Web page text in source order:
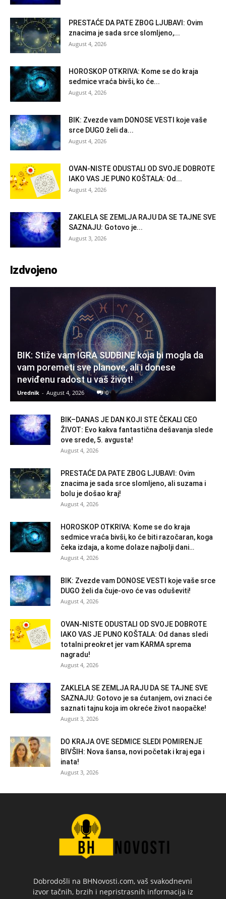
PRESTAĆE DA PATE ZBOG LJUBAVI: Ovim
znacima je sada srce slomljeno,...
August 4, 2026
HOROSKOP OTKRIVA: Kome se do kraja
sedmice vraća bivši, ko će...
August 4, 2026
BIK: Zvezde vam DONOSE VESTI koje vaše
srce DUGO želi da...
August 4, 2026
OVAN-NISTE ODUSTALI OD SVOJE DOBROTE
IAKO VAS JE PUNO KOŠTALA: Od...
August 4, 2026
ZAKLELA SE ZEMLJA RAJU DA SE TAJNE SVE
SAZNAJU: Gotovo je...
August 3, 2026
Izdvojeno
BIK: Stiže vam IGRA SUDBINE koja bi mogla da
vam poremeti sve planove, ali i donese
neviđenu radost u vaš život!
Urednik - August 4, 2026 0
BIK–DANAS JE DAN KOJI STE ČEKALI CEO
ŽIVOT: Evo kakva fantastična dešavanja slede
ove srede, 5. avgusta!
August 4, 2026
PRESTAĆE DA PATE ZBOG LJUBAVI: Ovim
znacima je sada srce slomljeno, ali suzama i
bolu je došao kraj!
August 4, 2026
HOROSKOP OTKRIVA: Kome se do kraja
sedmice vraća bivši, ko će biti razočaran, koga
čeka izdaja, a kome dolaze najbolji dani…
August 4, 2026
BIK: Zvezde vam DONOSE VESTI koje vaše srce
DUGO želi da čuje-ovo će vas oduševiti!
August 4, 2026
OVAN-NISTE ODUSTALI OD SVOJE DOBROTE
IAKO VAS JE PUNO KOŠTALA: Od danas sledi
totalni preokret jer vam KARMA sprema
nagradu!
August 4, 2026
ZAKLELA SE ZEMLJA RAJU DA SE TAJNE SVE
SAZNAJU: Gotovo je sa ćutanjem, ovi znaci će
saznati tajnu koja im okreće život naopačke!
August 3, 2026
DO KRAJA OVE SEDMICE SLEDI POMIRENJE
BIVŠIH: Nova šansa, novi početak i kraj ega i
inata!
August 3, 2026
Dobrodošli na BHNovosti.com, vaš svakodnevni
izvor tačnih, brzih i nepristrasnih informacija iz